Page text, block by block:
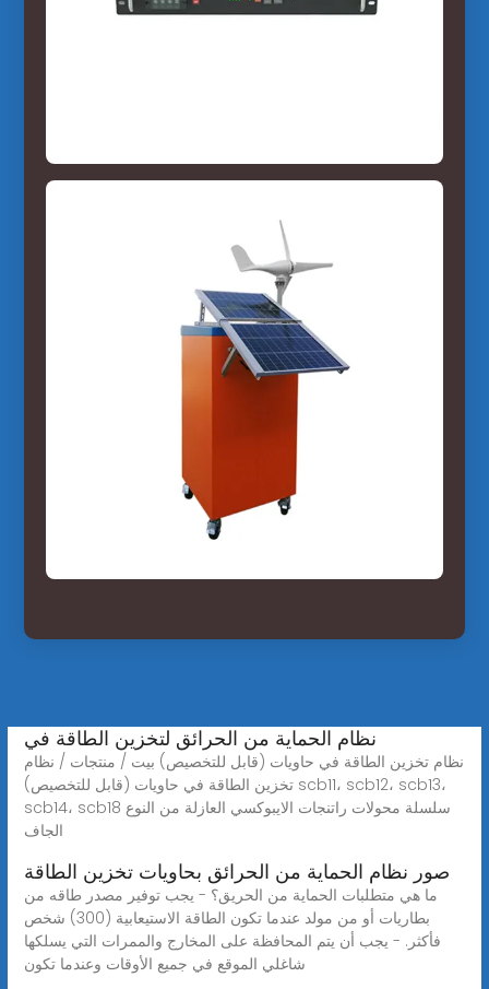
نظام الحماية من الحرائق لتخزين الطاقة في
نظام تخزين الطاقة في حاويات (قابل للتخصيص) بيت / منتجات / نظام
تخزين الطاقة في حاويات (قابل للتخصيص) scb11، scb12، scb13،
scb14، scb18 سلسلة محولات راتنجات الايبوكسي العازلة من النوع
الجاف
صور نظام الحماية من الحرائق بحاويات تخزين الطاقة
ما هي متطلبات الحماية من الحريق؟ - يجب توفير مصدر طاقه من
بطاريات أو من مولد عندما تكون الطاقة الاستيعابية (300) شخص
فأكثر. - يجب أن يتم المحافظة على المخارج والممرات التي يسلكها
شاغلي الموقع في جميع الأوقات وعندما تكون